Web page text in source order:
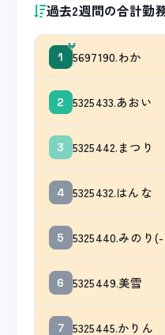
過去2週間の合計勤
1 5697190.わか
2 5325433.あおい
3 5325442.まつり
4 5325432.はんな
5 5325440.みのり(-
6 5325449.美雪
7 5325445.かりん